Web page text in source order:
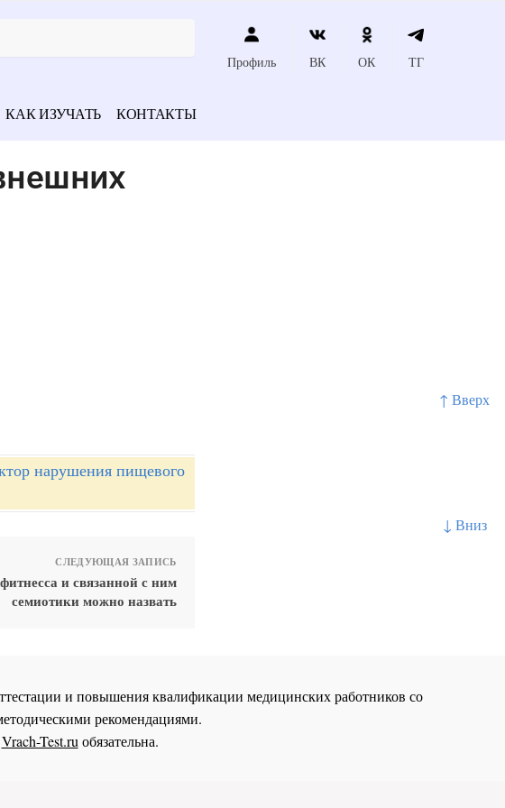
↑ Вверх
↓ Вниз
Профиль ВК ОК ТГ
КАК ИЗУЧАТЬ КОНТАКТЫ
нарушения пищевого
СЛЕДУЮЩАЯ ЗАПИСЬ
и связанной с ним
семиотики можно назвать
и повышения квалификации медицинских работников со
рекомендациями.
Vrach-Test.ruобязательна.